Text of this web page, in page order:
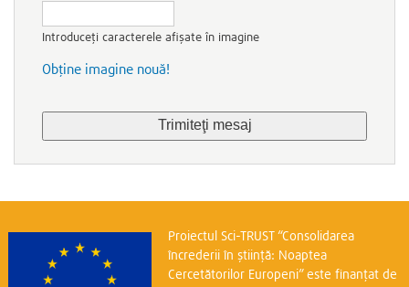
Introduceți caracterele afișate în imagine
Obține imagine nouă!
Proiectul Sci-TRUST “Consolidarea
încrederii în știință: Noaptea
Cercetătorilor Europeni” este finanțat de